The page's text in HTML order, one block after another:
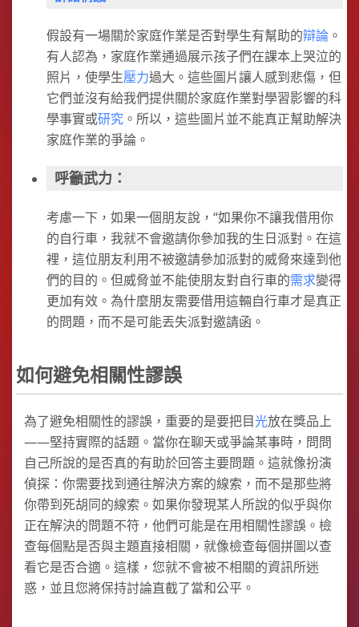
假設有一場關於家庭作業是否對學生有幫助的辯論 。
有人認為，家庭作業通過展示孩子們在課本上哭泣的
照片，使學生壓力過大。這些圖片讓人感到悲傷，但
它們並沒有給我們提供關於家庭作業對學習影響的科
學事實或研究 。所以，這些圖片並不能真正幫助解決
家庭作業的爭論。
呼籲武力：
考慮一下，如果一個朋友說，“如果你不讓我借用你
的自行車，我就不會邀請你參加我的生日派對。在這
裡，這位朋友利用不被邀請參加派對的威脅來達到他
們的目的。但威脅並不能使朋友對自行車的需求變得
更加有效。為什麼朋友需要借用這輛自行車才是真正
的問題，而不是可能丟失派對邀請函。
如何避免相關性謬誤
為了避免相關性的謬誤，重要的是要把目光放在獎品上
——堅持實際的話題。當你在聊天或爭論某事時，問問
自己所說的是否真的有助於回答主要問題。這就像扮演
偵探：你需要找到通往解決方案的線索，而不是那些將
你帶到死胡同的線索。如果你發現某人所說的似乎與你
正在解決的問題不符，他們可能是在用相關性謬誤。檢
查每個點是否與主題直接相關，就像檢查每個拼圖以查
看它是否合適。這樣，您就不會被不相關的資訊所迷
惑，並且您將保持討論直截了當和公平。